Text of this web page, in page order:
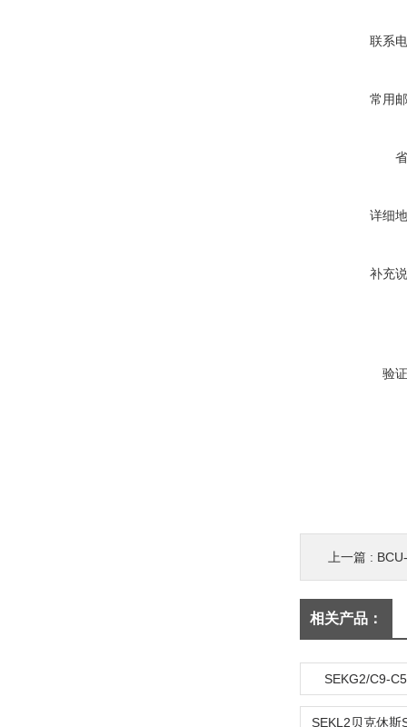
联系
常用
详细
补充
验
上一篇 :
相关产品：
SEKG2/C9-